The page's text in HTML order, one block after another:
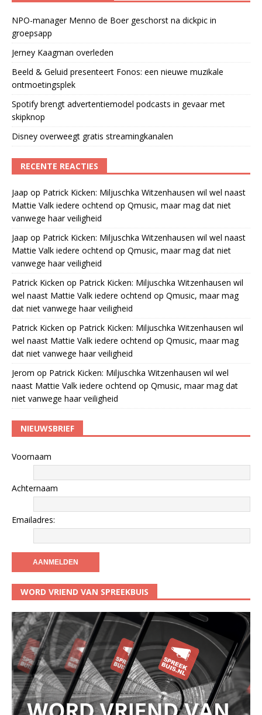
NPO-manager Menno de Boer geschorst na dickpic in
groepsapp
Jerney Kaagman overleden
Beeld & Geluid presenteert Fonos: een nieuwe muzikale
ontmoetingsplek
Spotify brengt advertentiemodel podcasts in gevaar met
skipknop
Disney overweegt gratis streamingkanalen
RECENTE REACTIES
Jaap op Patrick Kicken: Miljuschka Witzenhausen wil wel naast
Mattie Valk iedere ochtend op Qmusic, maar mag dat niet
vanwege haar veiligheid
Jaap op Patrick Kicken: Miljuschka Witzenhausen wil wel naast
Mattie Valk iedere ochtend op Qmusic, maar mag dat niet
vanwege haar veiligheid
Patrick Kicken op Patrick Kicken: Miljuschka Witzenhausen wil
wel naast Mattie Valk iedere ochtend op Qmusic, maar mag
dat niet vanwege haar veiligheid
Patrick Kicken op Patrick Kicken: Miljuschka Witzenhausen wil
wel naast Mattie Valk iedere ochtend op Qmusic, maar mag
dat niet vanwege haar veiligheid
Jerom op Patrick Kicken: Miljuschka Witzenhausen wil wel
naast Mattie Valk iedere ochtend op Qmusic, maar mag dat
niet vanwege haar veiligheid
NIEUWSBRIEF
Voornaam
Achternaam
Emailadres:
WORD VRIEND VAN SPREEKBUIS